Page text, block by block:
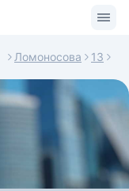
Ломоносова 13